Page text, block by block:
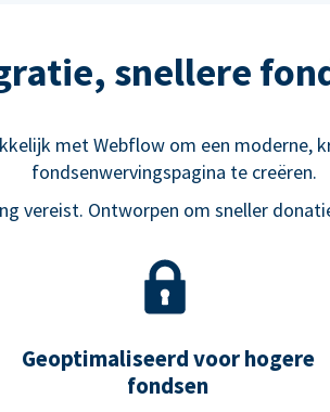
snellere
met Webflow om een moderne,
fondsenwervingspagina te creëren.
vereist. Ontworpen om sneller
Geoptimaliseerd voor hogere
fondsen